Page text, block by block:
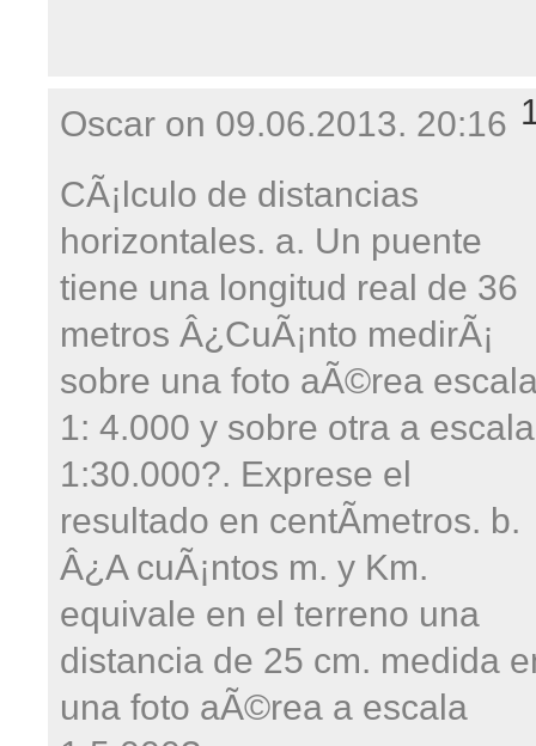
Oscar on 09.06.2013. 20:16
CÃ¡lculo de distancias
horizontales. a. Un puente
tiene una longitud real de 36
metros Â¿CuÃ¡nto medirÃ¡
sobre una foto aÃ©rea
1: 4.000 y sobre otra a escala
1:30.000?. Exprese el
resultado en centÃ­metros. b.
Â¿A cuÃ¡ntos m. y Km.
equivale en el terreno una
distancia de 25 cm. medida
una foto aÃ©rea a escala